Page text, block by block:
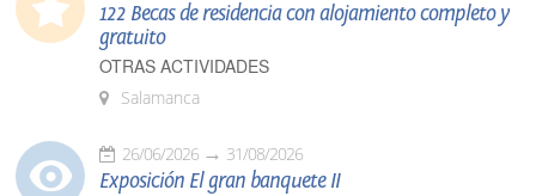
122 Becas de residencia con alojamiento completo y
gratuito
OTRAS ACTIVIDADES
Salamanca
26/06/2026 31/08/2026
Exposición El gran banquete II